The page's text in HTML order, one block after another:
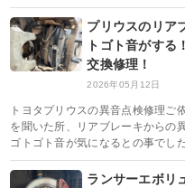
プリウスのリア
トゴト音がする
交換修理！
2026年05月12日
トヨタプリウスの異音点検修理ご
を聞いた所、リアブレーキからの
ゴトゴト音が気になるとの事でし
ランサーエボリ